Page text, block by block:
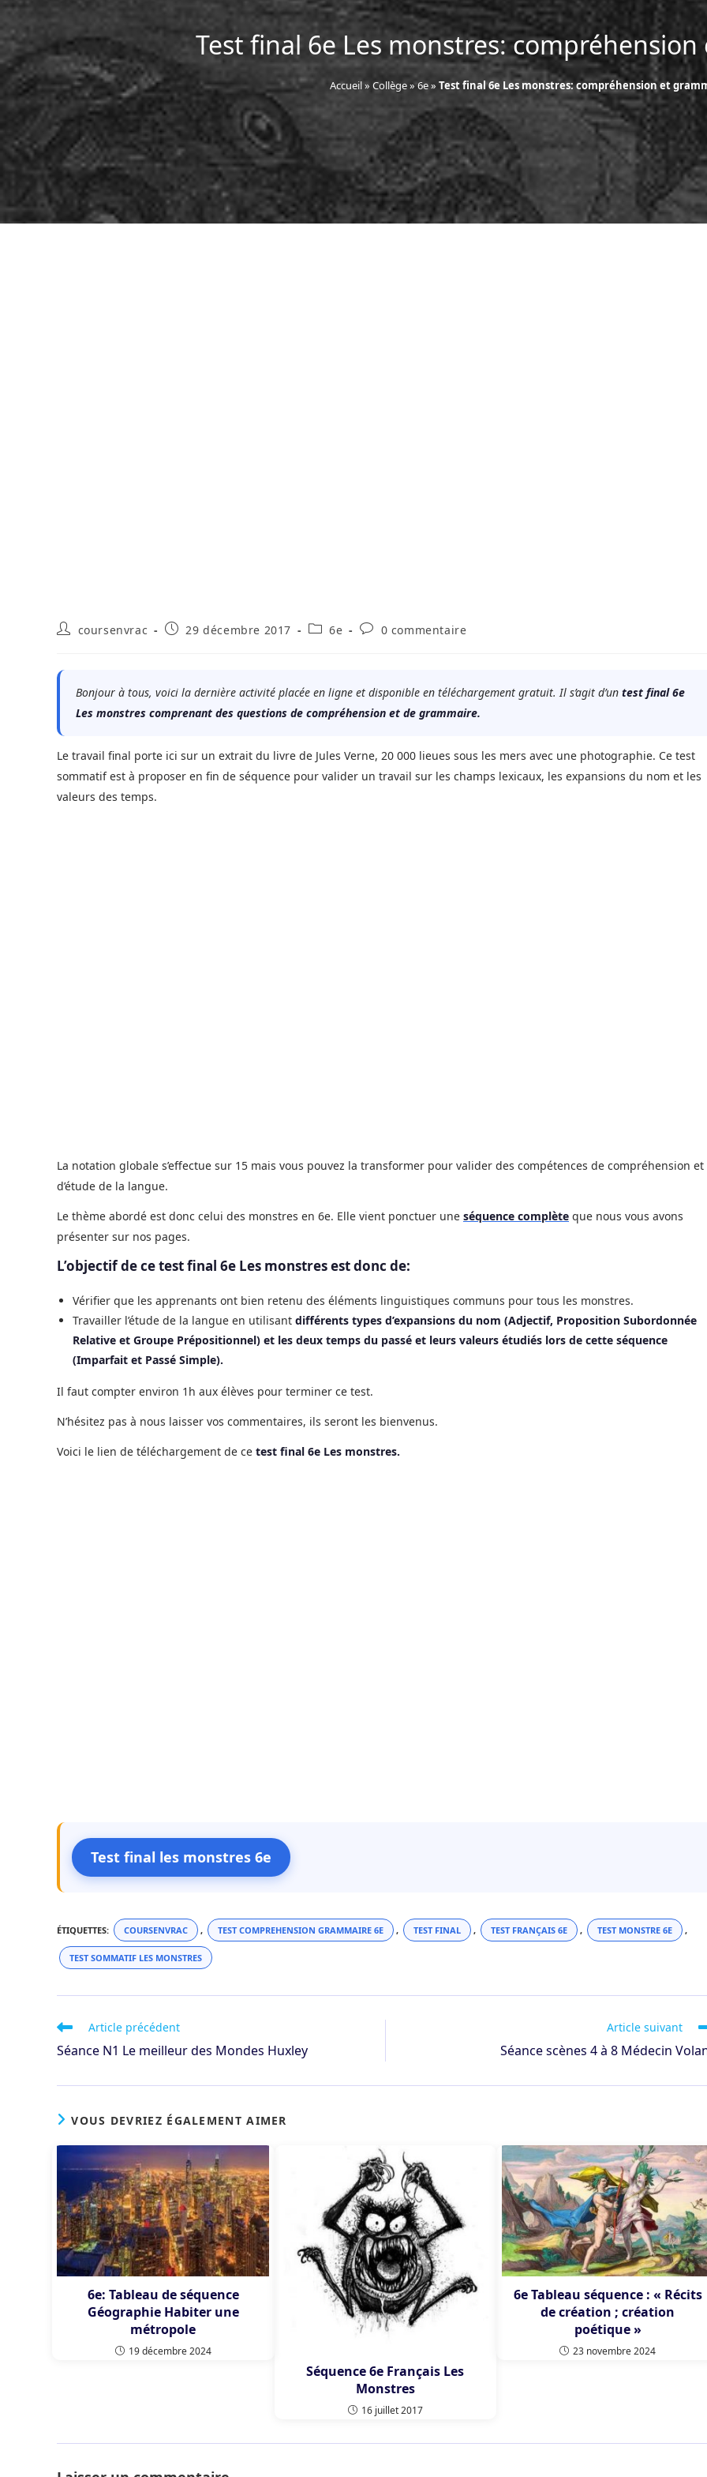
Test final 6e Les monstres:
Accueil» Collège»6e» Test final 6e Les monstres: compréhension et
Auteur/autrice
publication :
coursenvrac
Publication
29 décembre 2017
Post6e
Commentaires
0 commentaire
Bonjour à tous, voici la dernière activité placée en ligne et disponible en téléchargement gratuit. Il s’agit d’un test final 6e
Les monstres comprenant des questions de compréhension et de grammaire.
Le travail final porte ici sur un extrait du livre de Jules Verne, 20 000 lieues sous les mers avec une photographie. Ce test
sommatif est à proposer en fin de séquence pour valider un travail sur les champs lexicaux, les expansions du nom et les
valeurs des temps.
La notation globale s’effectue sur 15 mais vous pouvez la transformer pour valider des compétences de compréhension et
d’étude de la langue.
Le thème abordé est donc celui des monstres en 6e. Elle vient ponctuer une séquence complète que nous vous avons
présenter sur nos pages.
L’objectif de ce test final 6e Les monstres est donc de:
Vérifier que les apprenants ont bien retenu des éléments linguistiques communs pour tous les monstres.
Travailler l’étude de la langue en utilisant différents types d’expansions du nom (Adjectif, Proposition Subordonnée
Relative et Groupe Prépositionnel) et les deux temps du passé et leurs valeurs étudiés lors de cette séquence
(Imparfait et Passé Simple).
Il faut compter environ 1h aux élèves pour terminer ce test.
N’hésitez pas à nous laisser vos commentaires, ils seront les bienvenus.
Voici le lien de téléchargement de ce test final 6e Les monstres.
Test final les monstres 6e
ÉTIQUETTES: COURSENVRAC , TEST COMPREHENSION GRAMMAIRE 6E , TEST FINAL , TEST FRANÇAIS 6E , TEST MONSTRE 6E ,
TEST SOMMATIF LES MONSTRES
Read
more
articles
Article précédent
Séance N1 Le meilleur des Mondes Huxley
Article suivant
Séance scènes 4 à 8 Médecin
VOUS DEVRIEZ ÉGALEMENT AIMER
6e: Tableau de séquence
Géographie Habiter une
métropole
19 décembre 2024
Séquence 6e Français Les
Monstres
16 juillet 2017
6e Tableau séquence : « Récits
de création ; création
poétique »
23 novembre 2024